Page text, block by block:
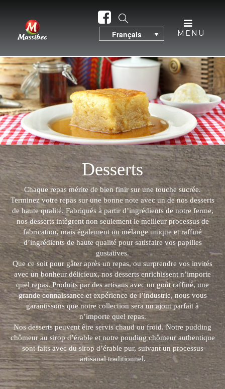
Français MENU
Desserts
Chaque repas mérite de bien finir sur une touche sucrée.
Terminez votre repas sur une bonne note avec un de nos desserts
de haute qualité. Fabriqués à partir d’ingrédients de notre ferme,
nos desserts intègrent non seulement le meilleur processus de
fabrication, mais également un mélange unique et raffiné
d’ingrédients de haute qualité pour satisfaire vos papilles
gustatives.
Que ce soit pour gâter après un repas, ou surprendre vos invités
avec un bonheur délicieux, nos desserts enrichissent n’importe
quel repas. Produits par des artisans avec un goût raffiné, une
grande connaissance et expérience de l’industrie, nous vous
garantissons que notre collection sera un ajout parfait à
n’importe quel repas.
Nos desserts peuvent être servis chaud ou froid. Notre pudding
chômeur au sirop d’érable et notre pouding chômeur authentique
sont faits avec du sirop d’érable pur, suivant un processus
artisanal traditionnel.